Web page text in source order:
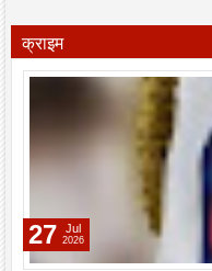
क्राइम
27 Jul
2026